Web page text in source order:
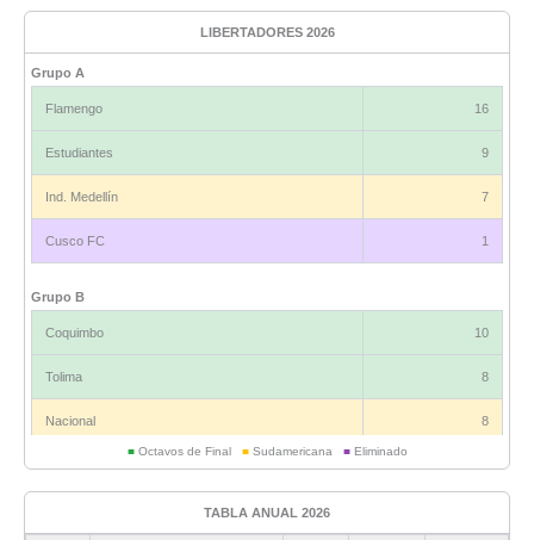
LIBERTADORES 2026
Grupo A
Flamengo 16
Estudiantes 9
Ind. Medellín 7
Cusco FC 1
Grupo B
Coquimbo 10
Tolima 8
Nacional 8
■Octavos de Final ■Sudamericana ■Eliminado
TABLA ANUAL 2026